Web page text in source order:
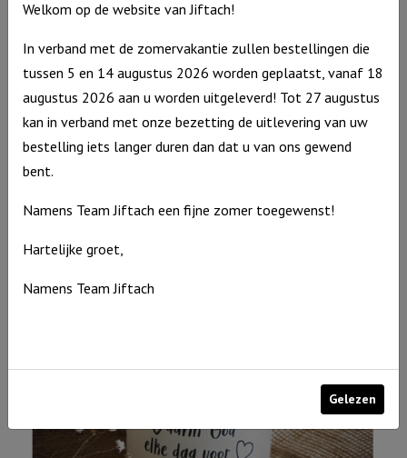
Windlicht M Jij bent kostbaar in Mijn ogen, Ivoor
Uitverkocht
Welkom op de website van Jiftach!
In verband met de zomervakantie zullen bestellingen die
tussen 5 en 14 augustus 2026 worden geplaatst, vanaf 18
augustus 2026 aan u worden uitgeleverd! Tot 27 augustus
kan in verband met onze bezetting de uitlevering van uw
bestelling iets langer duren dan dat u van ons gewend
bent.
Namens Team Jiftach een fijne zomer toegewenst!
Hartelijke groet,
Namens Team Jiftach
Gelezen